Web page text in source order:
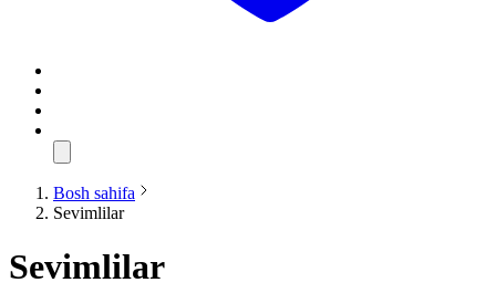
Bosh sahifa
Sevimlilar
Sevimlilar